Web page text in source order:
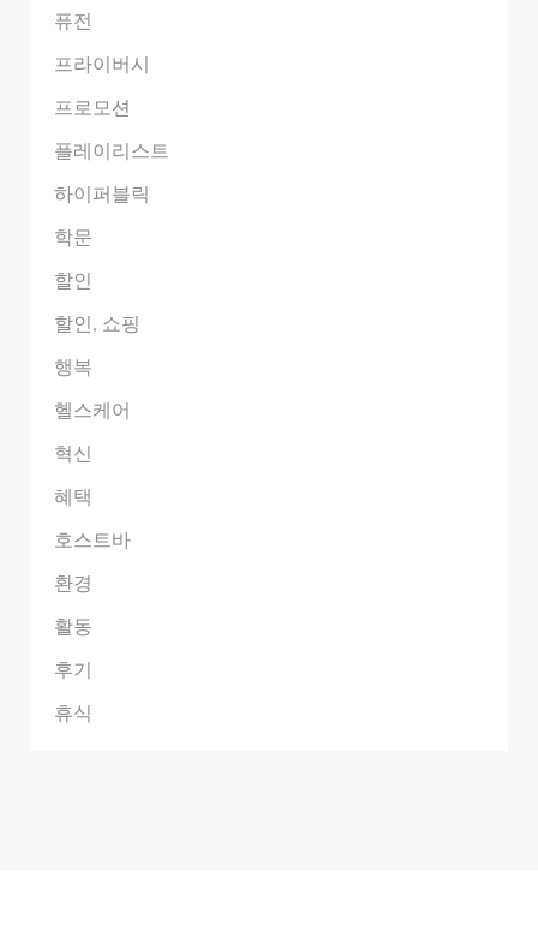
퓨전
프라이버시
프로모션
플레이리스트
하이퍼블릭
학문
할인
할인, 쇼핑
행복
헬스케어
혁신
혜택
호스트바
환경
활동
후기
휴식